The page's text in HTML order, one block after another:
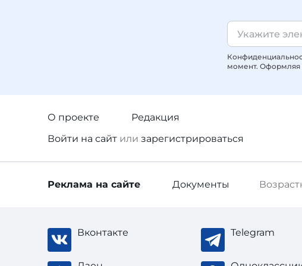
момент. Оформляя
О проекте
Редакция
Войти на сайт или зарегистрироваться
Реклама на сайте Документы
Вконтакте Telegram